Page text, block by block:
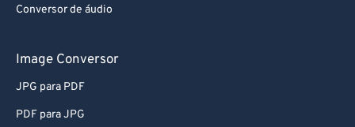
Conversor de áudio
Image Conversor
JPG para PDF
PDF para JPG